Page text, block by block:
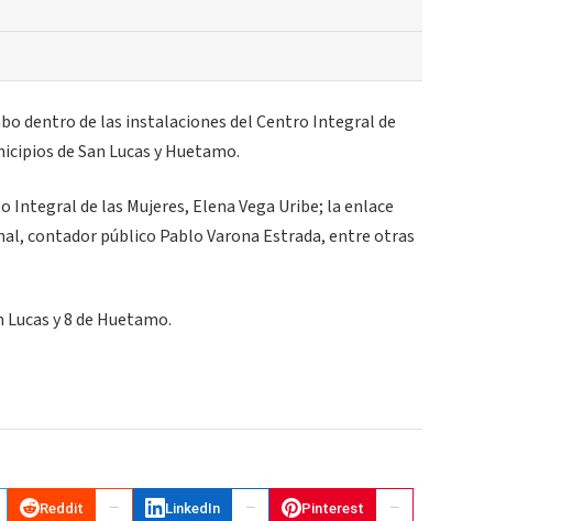
dentro de las instalaciones del Centro Integral de
de San Lucas y Huetamo.
de las Mujeres, Elena Vega Uribe; la enlace
contador público Pablo Varona Estrada, entre otras
y 8 de Huetamo.
Reddit LinkedIn Pinterest